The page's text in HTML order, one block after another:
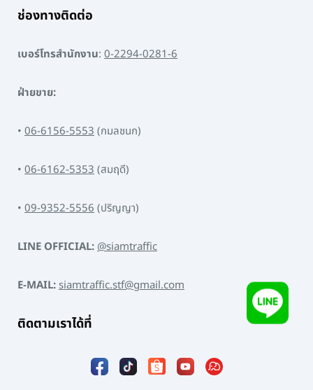
ช่องทางติดต่อ
เบอร์โทรสำนักงาน: 0-2294-0281-6
ฝ่ายขาย:
• 06-6156-5553(กมลชนก)
• 06-6162-5353(สมฤดี)
• 09-9352-5556(ปริญญา)
LINE OFFICIAL:@siamtraffic
E-MAIL:siamtraffic.stf@gmail.com
ติดตามเราได้ที่